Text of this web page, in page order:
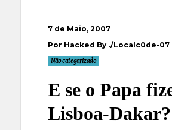
7 de Maio, 2007
Por Hacked By ./Localc0de-07
Não categorizado
E se o Papa
Lisboa-Dakar?